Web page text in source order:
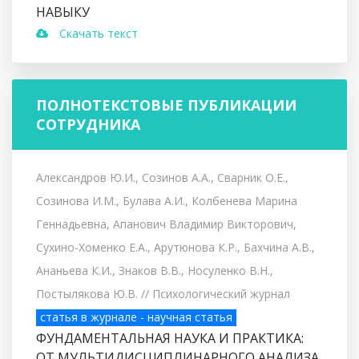
НАВЫКУ
Скачать текст
ПОЛНОТЕКСТОВЫЕ ПУБЛИКАЦИИ
СОТРУДНИКА
Александров Ю.И., Созинов А.А., Сварник О.Е.,
Созинова И.М., Булава А.И., Колбенева Марина
Геннадьевна, Апанович Владимир Викторович,
Сухино-Хоменко Е.А., Арутюнова К.Р., Бахчина А.В.,
Ананьева К.И., Знаков В.В., Носуленко В.Н.,
Постылякова Ю.В. // Психологический журнал
статья в журнале - научная статья
ФУНДАМЕНТАЛЬНАЯ НАУКА И ПРАКТИКА: